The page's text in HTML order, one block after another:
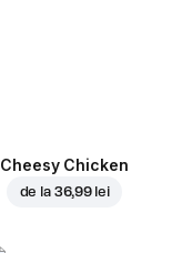
Cheesy Chicken
de la 36,99 lei